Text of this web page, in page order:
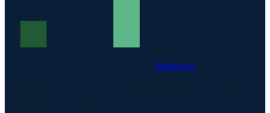
Matproof